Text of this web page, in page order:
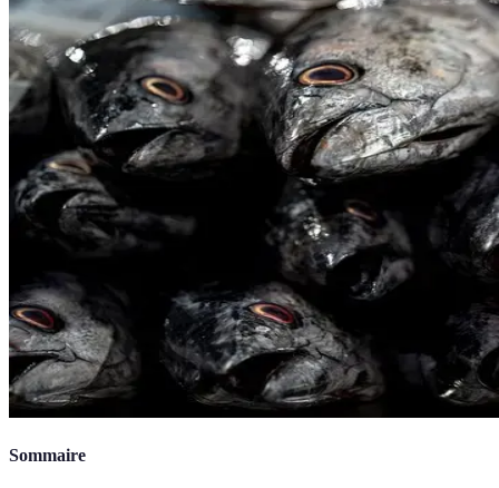
Sommaire